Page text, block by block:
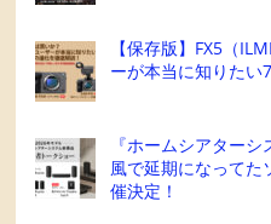
【保存版】FX5（
ーが本当に知りたい
『ホームシアター
風で延期になってた
催決定！